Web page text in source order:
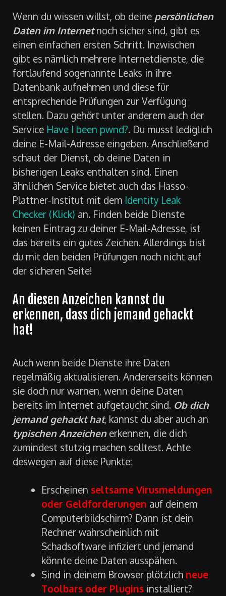
dich jemand gehackt hat?
Wenn du wissen willst, ob deinepersönlichen
Daten im Internetnoch sicher sind, gibt es
einen einfachen ersten Schritt. Inzwischen
gibt es nämlich mehrere Internetdienste, die
fortlaufend sogenannte Leaks in ihre
Datenbank aufnehmen und diese für
entsprechende Prüfungen zur Verfügung
stellen. Dazu gehört unter anderem auch der
ServiceHave I been pwnd?. Du musst lediglich
deine E-Mail-Adresse eingeben. Anschließend
schaut der Dienst, ob deine Daten in
bisherigen Leaks enthalten sind. Einen
ähnlichen Service bietet auch das Hasso-
Plattner-Institut mit demIdentity Leak
Checker (Klick)an. Finden beide Dienste
keinen Eintrag zu deiner E-Mail-Adresse, ist
das bereits ein gutes Zeichen. Allerdings bist
der sicheren Seite!
An diesen Anzeichen kannst du
hat!
Auch wenn beide Dienste ihre Daten
regelmäßig aktualisieren. Andererseits können
sie doch nur warnen, wenn deine Daten
bereits im Internet aufgetaucht sind.Ob dich
jemand gehackt hat, kannst du aber auch an
typischen Anzeichenerkennen, die dich
deswegen auf diese Punkte:
Erscheinenseltsame Virusmeldungen
oder Geldforderungenauf deinem
Computerbildschirm? Dann ist dein
Rechner wahrscheinlich mit
Schadsoftware infiziert und jemand
könnte deine Daten ausspähen.